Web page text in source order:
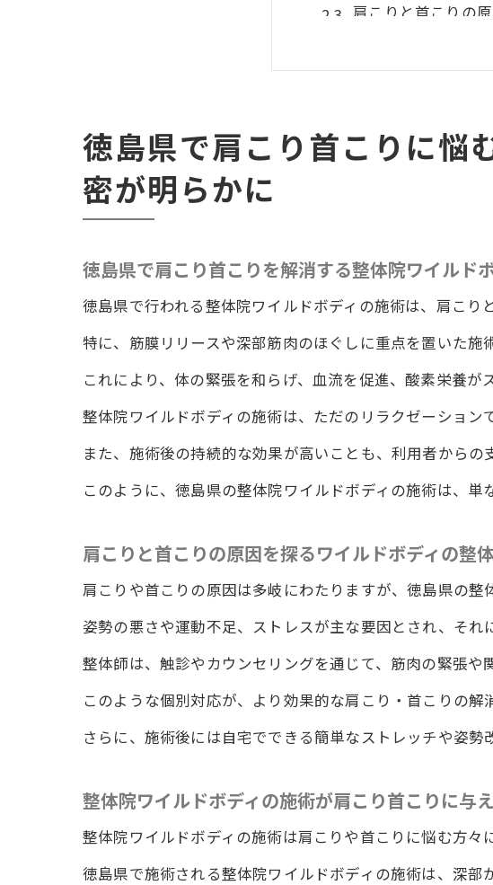
肩こりと首こりの
整体院ワイルドボ
徳島県で整体院ワ
整体選びで失敗し
徳島県の整体院ワ
整体院ワイルドボ
深部ケアで肩こり
徳島県の整体院ワ
体感者が語る整体
持続的な肩こり首
徳島県の整体院ワ
整体院ワイルドボ
徳島県の整体院ワイル
徳島県の整体院ワ
整体院ワイルドボ
肩こり首こり改善
肩こり首こり改善
徳島県で整体院ワ
施術後も続く幸福感整
徳島県で肩こり首こりに悩
密が明らかに
徳島県で肩こり首こりを解消する整体院ワイルド
徳島県で行われる整体院ワイルドボディの施術は、肩こり
特に、筋膜リリースや深部筋肉のほぐしに重点を置いた施
これにより、体の緊張を和らげ、血流を促進、酸素栄養が
整体院ワイルドボディの施術は、ただのリラクゼーション
また、施術後の持続的な効果が高いことも、利用者からの
このように、徳島県の整体院ワイルドボディの施術は、単
肩こりと首こりの原因を探るワイルドボディの整
肩こりや首こりの原因は多岐にわたりますが、徳島県の整
姿勢の悪さや運動不足、ストレスが主な要因とされ、そ
整体師は、触診やカウンセリングを通じて、筋肉の緊張や
このような個別対応が、より効果的な肩こり・首こりの解
さらに、施術後には自宅でできる簡単なストレッチや姿
整体院ワイルドボディの施術が肩こり首こりに与
整体院ワイルドボディの施術は肩こりや首こりに悩む方々
徳島県で施術される整体院ワイルドボディの施術は、深部